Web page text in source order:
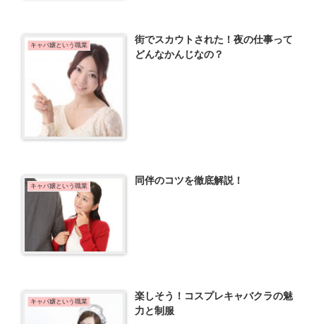
キャバ嬢という職業
街でスカウトされた！夜の仕事って
どんなかんじなの？
キャバ嬢という職業 同伴のコツを徹底解説！
キャバ嬢という職業
楽しそう！コスプレキャバクラの魅
力と制服